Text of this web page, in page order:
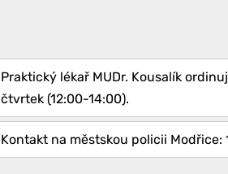
Praktický lékař MUDr. Kousalík
čtvrtek (12:00-14:00).
Kontakt na městskou policii Modřice: